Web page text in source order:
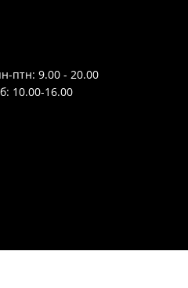
птн: 9.00 - 20.00
10.00-16.00